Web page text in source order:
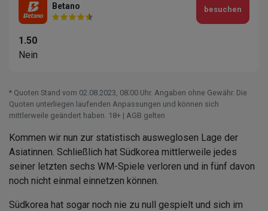
Betano
1.50
Nein
besuchen
* Quoten Stand vom 02.08.2023‚ 08⁚00 Uhr. Angaben ohne Gewähr. Die
Quoten unterliegen laufenden Anpassungen und können sich
mittlerweile geändert haben. 18+ | AGB gelten
Kommen wir nun zur statistisch ausweglosen Lage der
Asiatinnen. Schließlich hat Südkorea mittlerweile jedes
seiner letzten sechs WM-Spiele verloren und in fünf davon
noch nicht einmal einnetzen können.
Südkorea hat sogar noch nie zu null gespielt und sich im